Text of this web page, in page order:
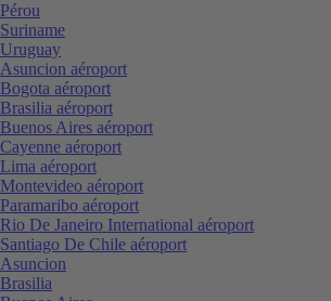
Pérou
Suriname
Uruguay
Asuncion aéroport
Bogota aéroport
Brasilia aéroport
Buenos Aires aéroport
Cayenne aéroport
Lima aéroport
Montevideo aéroport
Paramaribo aéroport
Rio De Janeiro International aéroport
Santiago De Chile aéroport
Asuncion
Brasilia